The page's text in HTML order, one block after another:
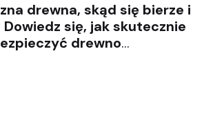
drewna, skąd się bierze i
się, jak skutecznie
drewno
– White, olej z